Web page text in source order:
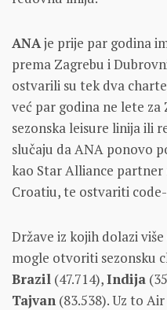
ANAje prije par godina
prema Zagrebu i
ostvarili su tek dva
već par godina ne lete za
sezonska leisure linija ili
slučaju da ANA ponovo
kao Star Alliance
Croatiu, te ostvariti
Države iz kojih dolazi
mogle otvoriti sezonsku
Brazil (47.714),Indija
Tajvan (83.538). Uz to